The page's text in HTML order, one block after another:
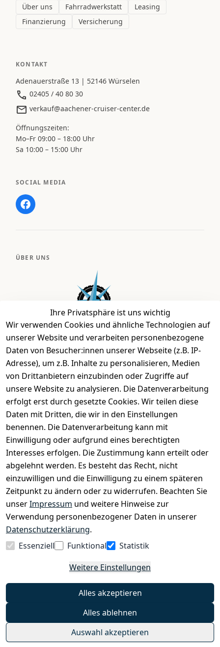
Ihre Privatsphäre ist uns wichtig
Wir verwenden Cookies und ähnliche Technologien auf
unserer Website und verarbeiten personenbezogene
Daten von Besucher:innen unserer Webseite (z.B. IP-
Adresse), um z.B. Inhalte zu personalisieren, Medien
von Drittanbietern einzubinden oder Zugriffe auf
unsere Website zu analysieren. Die Datenverarbeitung
erfolgt erst durch gesetzte Cookies. Wir teilen diese
Daten mit Dritten, die wir in den Einstellungen
benennen. Die Datenverarbeitung kann mit
Einwilligung oder aufgrund eines berechtigten
Interesses erfolgen. Die Zustimmung kann erteilt oder
abgelehnt werden. Es besteht das Recht, nicht
einzuwilligen und die Einwilligung zu einem späteren
Zeitpunkt zu ändern oder zu widerrufen. Beachten Sie
unserImpressum und weitere Hinweise zur
Verwendung personenbezogener Daten in unserer
Datenschutzerklärung.
Essenziell
Funktional
Statistik
Weitere Einstellungen
Alles akzeptieren
Alles ablehnen
Auswahl akzeptieren
Über uns Fahrradwerkstatt
Leasing
Finanzierung
Versicherung
KONTAKT
Adenauerstraße 13 | 52146 Würselen
02405 / 40 80 30
verkauf@aachener-cruiser-center.de
Öffnungszeiten:
Mo–Fr 09:00 – 18:00 Uhr
Sa 10:00 – 15:00 Uhr
SOCIAL MEDIA
ÜBER UNS
Bei uns findest Du das richtige Fahrgefühl. Auf über
2.400 m² bieten wir Dir die beste Beratung zu
Kinderfahrrädern über E-MTBs bis hin zu
Lastenfahrrädern und Elektrorollern.
EINKAUFEN
› Fahrrad Aachen
› Zahlungs- und Versandbedingungen
INFORMATIONEN
› Batteriehinweis
› Widerrufsrecht
Impressum